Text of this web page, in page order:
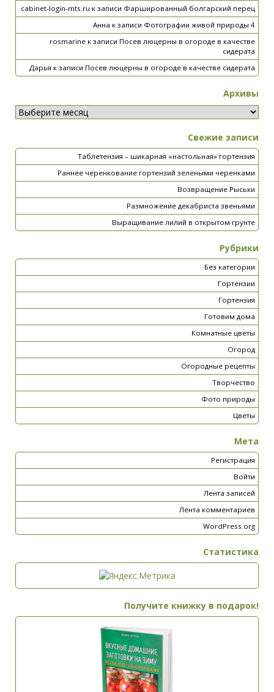
cabinet-login-mts.ru к записи Фаршированный болгарский перец
Анна к записи Фотографии живой природы 4
rosmarine к записи Посев люцерны в огороде в качестве
сидерата
Дарья к записи Посев люцерны в огороде в качестве сидерата
Архивы
Свежие записи
Таблетензия – шикарная «настольная» гортензия
Раннее черенкование гортензий зелеными черенками
Возвращение Рыськи
Размножение декабриста звеньями
Выращивание лилий в открытом грунте
Рубрики
Без категории
Гортензии
Гортензия
Готовим дома
Комнатные цветы
Огород
Огородные рецепты
Творчество
Фото природы
Цветы
Мета
Регистрация
Войти
Лента записей
Лента комментариев
WordPress.org
Статистика
Получите книжку в подарок!